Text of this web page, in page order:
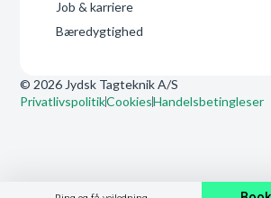
Job & karriere
Bæredygtighed
© 2026 Jydsk Tagteknik A/S
PrivatlivspolitikCookiesHandelsbetingleser